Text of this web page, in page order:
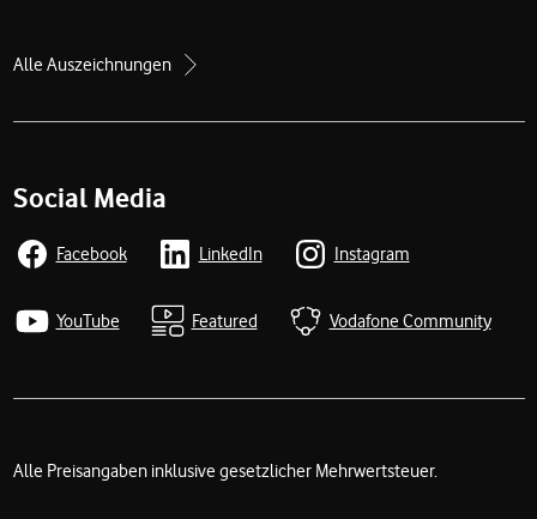
Alle Auszeichnungen
Social Media
Facebook LinkedIn Instagram
YouTube Featured Vodafone Community
Alle Preisangaben inklusive gesetzlicher Mehrwertsteuer.